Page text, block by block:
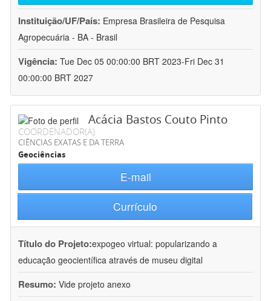
Instituição/UF/País: Empresa Brasileira de Pesquisa
Agropecuária - BA - Brasil
Vigência: Tue Dec 05 00:00:00 BRT 2023-Fri Dec 31
00:00:00 BRT 2027
Acácia Bastos Couto Pinto
COORDENADOR(A)
CIÊNCIAS EXATAS E DA TERRA
Geociências
E-mail
Currículo
Título do Projeto:expogeo virtual: popularizando a
educação geocientífica através de museu digital
Resumo: Vide projeto anexo